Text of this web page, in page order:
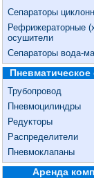
Сепараторы
Рефрижераторные
осушители
Сепараторы вода-
Трубопровод
Пневмоцилиндры
Редукторы
Распределители
Пневмоклапаны
Аренда